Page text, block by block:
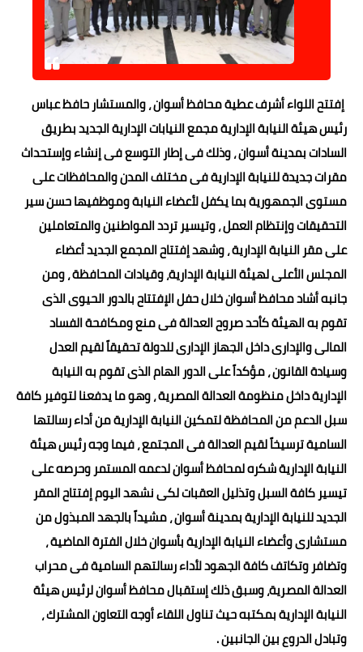
إفتتح اللواء أشرف عطية محافظ أسوان ، والمستشار حافظ عباس
رئيس هيئة النيابة الإدارية مجمع النيابات الإدارية الجديد بطريق
السادات بمدينة أسوان ، وذلك فى إطار التوسع فى إنشاء وإستحداث
مقرات جديدة للنيابة الإدارية فى مختلف المدن والمحافظات على
مستوى الجمهورية بما يكفل لأعضاء النيابة وموظفيها حسن سير
التحقيقات وإنتظام العمل ، وتيسير تردد المواطنين والمتعاملين
على مقر النيابة الإدارية ، وشهد إفتتاح المجمع الجديد أعضاء
المجلس الأعلى لهيئة النيابة الإدارية، وقيادات المحافظة ، ومن
جانبه أشاد محافظ أسوان خلال حفل الإفتتاح بالدور الحيوى الذى
تقوم به الهيئة كأحد صروح العدالة فى منع ومكافحة الفساد
المالى والإدارى داخل الجهاز الإدارى للدولة تحقيقاً لقيم العدل
وسيادة القانون ، مؤكداً على الدور الهام الذى تقوم به النيابة
الإدارية داخل منظومة العدالة المصرية ، وهو ما يدفعنا لتوفير كافة
سبل الدعم من المحافظة لتمكين النيابة الإدارية من أداء رسالتها
السامية ترسيخاً لقيم العدالة فى المجتمع ، فيما وجه رئيس هيئة
النيابة الإدارية شكره لمحافظ أسوان لدعمه المستمر وحرصه على
تيسير كافة السبل وتذليل العقبات لكى نشهد اليوم إفتتاح المقر
الجديد للنيابة الإدارية بمدينة أسوان ، مشيداً بالجهد المبذول من
مستشارى وأعضاء النيابة الإدارية بأسوان خلال الفترة الماضية ،
وتضافر وتكاتف كافة الجهود لأداء رسالتهم السامية فى محراب
العدالة المصرية، وسبق ذلك إستقبال محافظ أسوان لرئيس هيئة
النيابة الإدارية بمكتبه حيث تناول اللقاء أوجه التعاون المشترك ،
وتبادل الدروع بين الجانبين .